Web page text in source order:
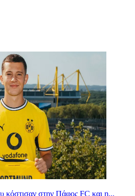
κόστισαν στην Πάφος FC και η...